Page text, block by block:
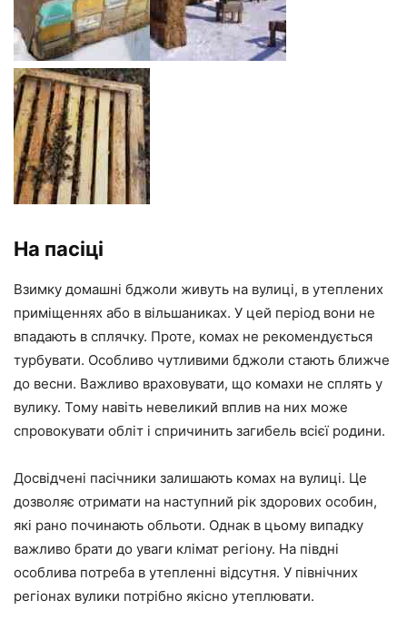
На пасіці
Взимку домашні бджоли живуть на вулиці, в утеплених
приміщеннях або в вільшаниках. У цей період вони не
впадають в сплячку. Проте, комах не рекомендується
турбувати. Особливо чутливими бджоли стають ближче
до весни. Важливо враховувати, що комахи не сплять у
вулику. Тому навіть невеликий вплив на них може
спровокувати обліт і спричинить загибель всієї родини.
Досвідчені пасічники залишають комах на вулиці. Це
дозволяє отримати на наступний рік здорових особин,
які рано починають обльоти. Однак в цьому випадку
важливо брати до уваги клімат регіону. На півдні
особлива потреба в утепленні відсутня. У північних
регіонах вулики потрібно якісно утеплювати.